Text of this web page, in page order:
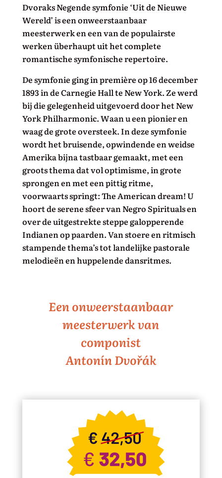
Dvoraks Negende symfonie ‘Uit de Nieuwe
Wereld’ is een onweerstaanbaar
meesterwerk en een van de populairste
werken überhaupt uit het complete
romantische symfonische repertoire.
De symfonie ging in première op 16 december
1893 in de Carnegie Hall te New York. Ze werd
bij die gelegenheid uitgevoerd door het New
York Philharmonic. Waan u een pionier en
waag de grote oversteek. In deze symfonie
wordt het bruisende, opwindende en weidse
Amerika bijna tastbaar gemaakt, met een
groots thema dat vol optimisme, in grote
sprongen en met een pittig ritme,
voorwaarts springt: The American dream! U
hoort de serene sfeer van Negro Spirituals en
over de uitgestrekte steppe galopperende
Indianen op paarden. Van stoere en ritmisch
stampende thema’s tot landelijke pastorale
melodieën en huppelende dansritmes.
Een onweerstaanbaar
meesterwerk van
componist
Antonín Dvořák